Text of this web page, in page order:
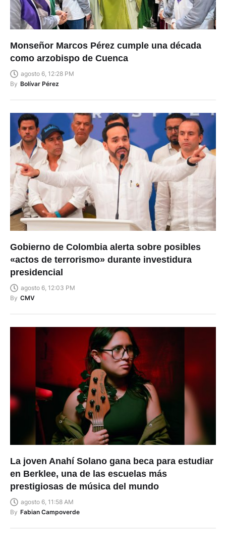
Monseñor Marcos Pérez cumple una década
como arzobispo de Cuenca
agosto 6, 12:28 PM
By Bolívar Pérez
Gobierno de Colombia alerta sobre posibles
«actos de terrorismo» durante investidura
presidencial
agosto 6, 12:03 PM
By CMV
La joven Anahí Solano gana beca para estudiar
en Berklee, una de las escuelas más
prestigiosas de música del mundo
agosto 6, 11:58 AM
By Fabian Campoverde